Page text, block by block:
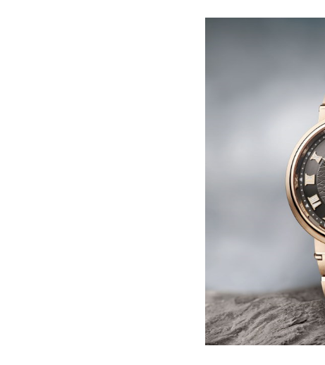
北京市东城区东长安街1号王府井东方
河北省保定市竞秀区朝阳北大街北国
内蒙古自治区阿拉善盟市左旗土尔扈
内蒙古自治区巴彦淖尔市临河区新华
内蒙古自治区包头市青山区幸福路甲3
内蒙古自治区赤峰市红山区哈达街宝
内蒙古自治区鄂尔多斯市东胜区伊金
内蒙古自治区呼伦贝尔市海拉尔区中
内蒙古自治区通辽市科尔沁区明仁大
内蒙古自治区乌海市海勃湾区人民南
内蒙古自治区乌兰察布市集宁区恩和
内蒙古自治区锡林郭勒盟市锡林浩特
内蒙古自治区兴安盟市乌兰浩特市兴
山西省大同市平城区迎宾街宝玑售后